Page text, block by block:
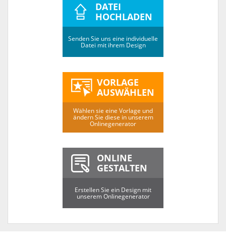
DATEI
HOCHLADEN
Senden Sie uns eine individuelle
Datei mit ihrem Design
VORLAGE
AUSWÄHLEN
Wählen sie eine Vorlage und
ändern Sie diese in unserem
Onlinegenerator
ONLINE
GESTALTEN
Erstellen Sie ein Design mit
unserem Onlinegenerator